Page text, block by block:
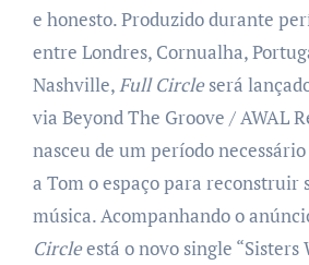
e honesto. Produzido durante
entre Londres, Cornualha,
Nashville,Full Circleserá
via Beyond The Groove / AWAL
nasceu de um período
a Tom o espaço para reconstruir
música. Acompanhando o
Circleestá o novo single “Sisters